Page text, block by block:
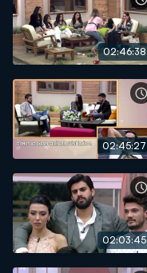
02:46:38
02:45:27
02:03:45